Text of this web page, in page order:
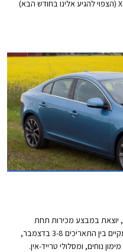
בהם דגמי הפנאי שטח XC60, XC90 ו- XC40 (הצפוי להגיע אלינו בחודש הבא)
ניתן לייחס חלק מההצלחה
עצמאות בתכנון דגמים חדשים
הון גדולות.
יוצאת במבצע מכירות תחת
הכותרת V DAYS. במסגרת המבצע אשר יתקיים בין התאריכים 3-8 בדצמבר,
נוחים, ומסלולי טרייד-אין.